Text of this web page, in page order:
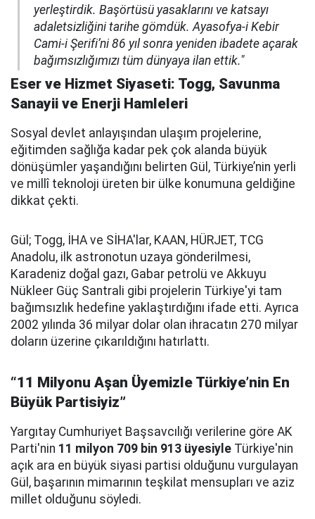
yerleştirdik. Başörtüsü yasaklarını ve katsayı
adaletsizliğini tarihe gömdük. Ayasofya-i Kebir
Cami-i Şerifi’ni 86 yıl sonra yeniden ibadete açarak
bağımsızlığımızı tüm dünyaya ilan ettik."
Eser ve Hizmet Siyaseti: Togg, Savunma
Sanayii ve Enerji Hamleleri
Sosyal devlet anlayışından ulaşım projelerine,
eğitimden sağlığa kadar pek çok alanda büyük
dönüşümler yaşandığını belirten Gül, Türkiye’nin yerli
ve millî teknoloji üreten bir ülke konumuna geldiğine
dikkat çekti.
Gül; Togg, İHA ve SİHA'lar, KAAN, HÜRJET, TCG
Anadolu, ilk astronotun uzaya gönderilmesi,
Karadeniz doğal gazı, Gabar petrolü ve Akkuyu
Nükleer Güç Santrali gibi projelerin Türkiye'yi tam
bağımsızlık hedefine yaklaştırdığını ifade etti. Ayrıca
2002 yılında 36 milyar dolar olan ihracatın 270 milyar
doların üzerine çıkarıldığını hatırlattı.
“11 Milyonu Aşan Üyemizle Türkiye’nin En
Büyük Partisiyiz”
Yargıtay Cumhuriyet Başsavcılığı verilerine göre AK
Parti'nin 11 milyon 709 bin 913 üyesiyle Türkiye'nin
açık ara en büyük siyasi partisi olduğunu vurgulayan
Gül, başarının mimarının teşkilat mensupları ve aziz
millet olduğunu söyledi.